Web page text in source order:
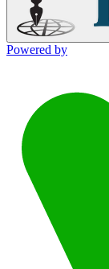
Powered by